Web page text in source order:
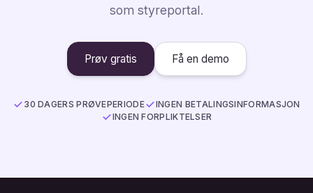
som styreportal.
Prøv gratis Få en demo
30 DAGERS PRØVEPERIODE
INGEN BETALINGSINFORMASJON
INGEN FORPLIKTELSER